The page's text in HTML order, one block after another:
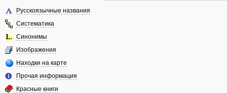
Русскоязычные названия
Систематика
Синонимы
Изображения
Находки на карте
Прочая информация
Красные книги